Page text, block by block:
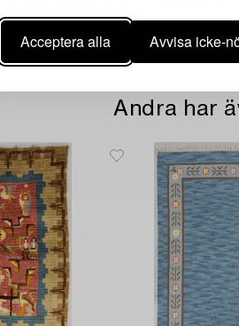
Acceptera alla Avvisa icke-
Andra har